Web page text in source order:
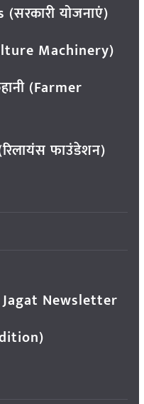
योजनाएं)
Machinery)
(Farmer
फाउंडेशन)
Newsletter